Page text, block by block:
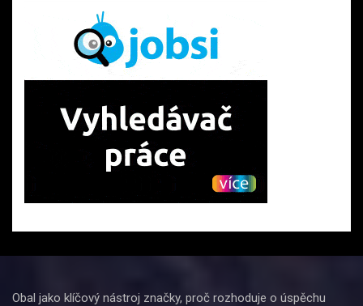
Obal jako klíčový nástroj značky, proč rozhoduje o úspěchu